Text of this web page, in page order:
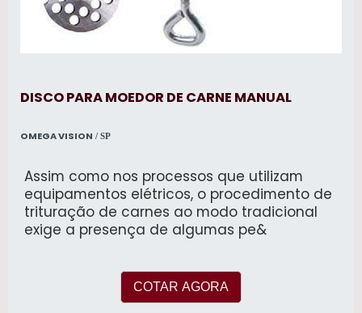
DISCO PARA MOEDOR DE CARNE MANUAL
OMEGA VISION / SP
Assim como nos processos que utilizam
equipamentos elétricos, o procedimento de
trituração de carnes ao modo tradicional
exige a presença de algumas pe&
COTAR AGORA